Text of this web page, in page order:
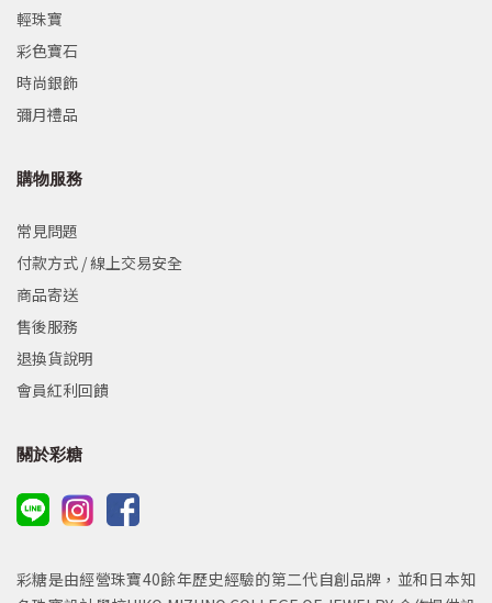
輕珠寶
彩色寶石
時尚銀飾
彌月禮品
購物服務
常見問題
付款方式 / 線上交易安全
商品寄送
售後服務
退換貨說明
會員紅利回饋
關於彩糖
彩糖是由經營珠寶40餘年歷史經驗的第二代自創品牌，並和日本知